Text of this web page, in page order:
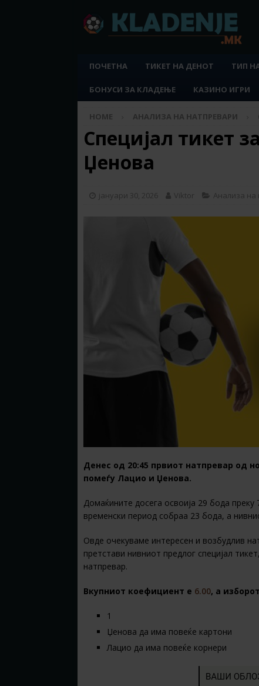
ПОЧЕТНА ТИКЕТ НА ДЕНОТ ТИП
БОНУСИ ЗА КЛАДЕЊЕ КАЗИНО ИГРИ
HOME АНАЛИЗА НА НАТПРЕВАРИ
Специјал тикет
Џенова
јануари 30, 2026 Viktor Анализа
Денес од 20:45 првиот натпревар од
помеѓу Лацио и Џенова.
Домаќините досега освоија 29 бода
временски период собраа 23 бода, а
Овде очекуваме интересен и возбудлив
претстави нивниот предлог специјал
натпревар.
Вкупниот коефициент е 6.00, а
1
Џенова да има повеќе картони
Лацио да има повеќе корнери